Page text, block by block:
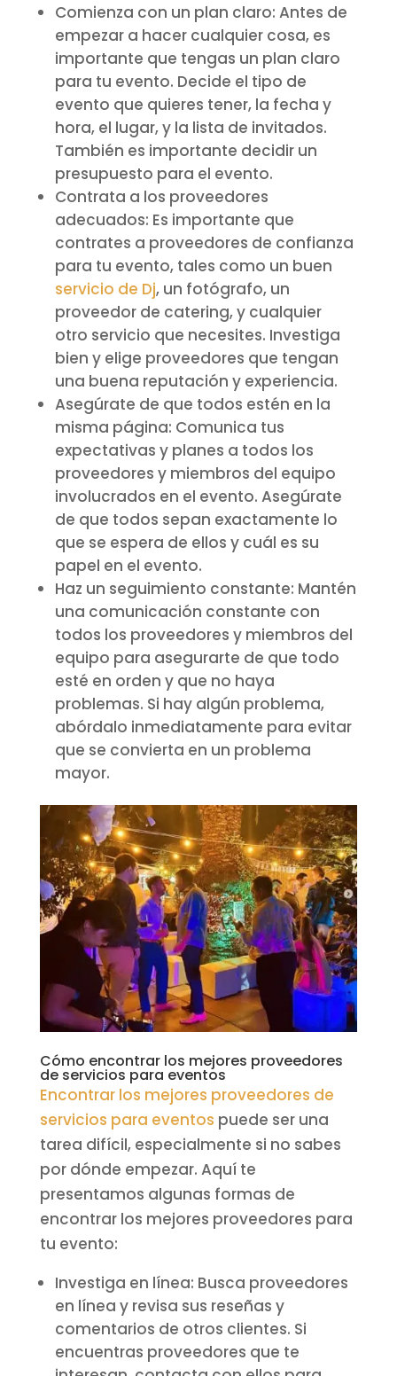
Comienza con un plan claro: Antes de
empezar a hacer cualquier cosa, es
importante que tengas un plan claro
para tu evento. Decide el tipo de
evento que quieres tener, la fecha y
hora, el lugar, y la lista de invitados.
También es importante decidir un
presupuesto para el evento.
Contrata a los proveedores
adecuados: Es importante que
contrates a proveedores de confianza
para tu evento, tales como un buen
servicio de Dj, un fotógrafo, un
proveedor de catering, y cualquier
otro servicio que necesites. Investiga
bien y elige proveedores que tengan
una buena reputación y experiencia.
Asegúrate de que todos estén en la
misma página: Comunica tus
expectativas y planes a todos los
proveedores y miembros del equipo
involucrados en el evento. Asegúrate
de que todos sepan exactamente lo
que se espera de ellos y cuál es su
papel en el evento.
Haz un seguimiento constante: Mantén
una comunicación constante con
todos los proveedores y miembros del
equipo para asegurarte de que todo
esté en orden y que no haya
problemas. Si hay algún problema,
abórdalo inmediatamente para evitar
que se convierta en un problema
mayor.
Cómo encontrar los mejores proveedores
de servicios para eventos
Encontrar los mejores proveedores de
servicios para eventos puede ser una
tarea difícil, especialmente si no sabes
por dónde empezar. Aquí te
presentamos algunas formas de
encontrar los mejores proveedores para
tu evento:
Investiga en línea: Busca proveedores
en línea y revisa sus reseñas y
comentarios de otros clientes. Si
encuentras proveedores que te